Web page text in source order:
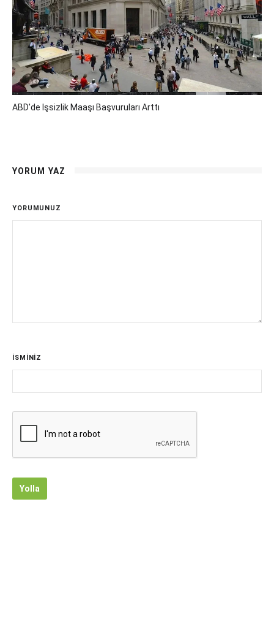
ABD'de Işsizlik Maaşı Başvuruları Arttı
YORUM YAZ
YORUMUNUZ
İSMİNİZ
Yolla